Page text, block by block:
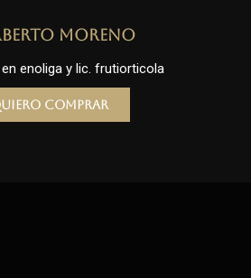
Moreno
enoliga y lic. frutiorticola
comprar